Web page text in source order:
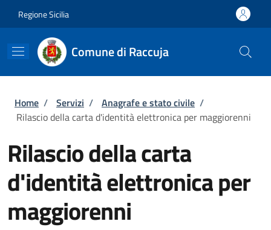
Regione Sicilia
Comune di Raccuja
Briciole di pane
Home / Servizi / Anagrafe e stato civile /
Rilascio della carta d'identità elettronica per maggiorenni
Rilascio della carta
d'identità elettronica per
maggiorenni